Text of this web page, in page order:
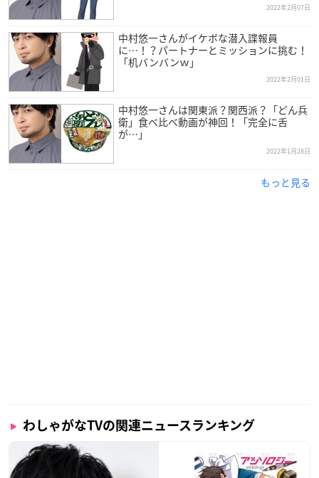
アニメ放題
ABEMA
Amazonプライム・ビデオ
FOD
GYAO！
J:COM オンデマンド
スマートパスプレミアム
dTV
TVer
TELASA
ビデオマーケット
music.jp
MOVIEFULL
Rakuten TV
2022年2月07日
中村悠一さんがイケボな潜入諜報員
に…！？パートナーとミッションに挑む！
「机バンバンｗ」
2022年2月01日
中村悠一さんは関東派？関西派？「どん兵
衛」食べ比べ動画が神回！「完全に舌
が…」
2022年1月28日
もっと見る
わしゃがなTVの関連ニュースランキング